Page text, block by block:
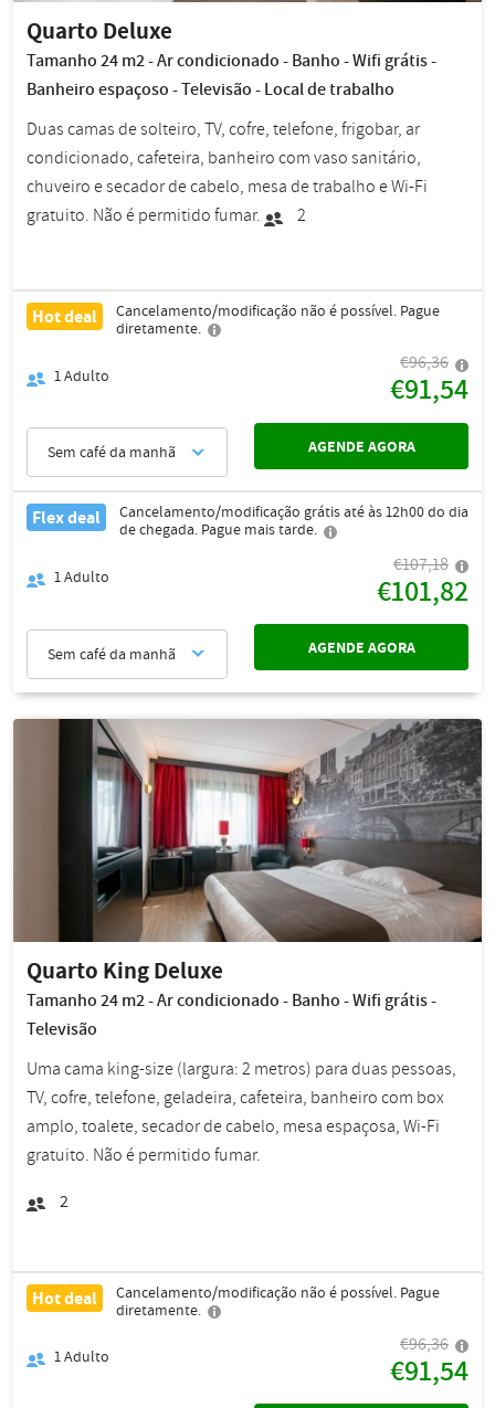
Quarto Deluxe
Tamanho 24 m2 - Ar condicionado - Banho - Wifi grátis -
Banheiro espaçoso - Televisão - Local de trabalho
Duas camas de solteiro, TV, cofre, telefone, frigobar, ar
condicionado, cafeteira, banheiro com vaso sanitário,
chuveiro e secador de cabelo, mesa de trabalho e Wi-Fi
gratuito. Não é permitido fumar.
2
Hot deal
Cancelamento/modificação não é possível. Pague
diretamente.
1Adulto
€96,36
€91,54
Sem café da manhã AGENDE AGORA
Flex deal
Cancelamento/modificação grátis até às 12h00 do dia
de chegada. Pague mais tarde.
1Adulto
€107,18
€101,82
Sem café da manhã AGENDE AGORA
Quarto King Deluxe
Tamanho 24 m2 - Ar condicionado - Banho - Wifi grátis -
Televisão
Uma cama king-size (largura: 2 metros) para duas pessoas,
TV, cofre, telefone, geladeira, cafeteira, banheiro com box
amplo, toalete, secador de cabelo, mesa espaçosa, Wi-Fi
gratuito. Não é permitido fumar.
2
Hot deal
Cancelamento/modificação não é possível. Pague
diretamente.
1Adulto
€96,36
€91,54